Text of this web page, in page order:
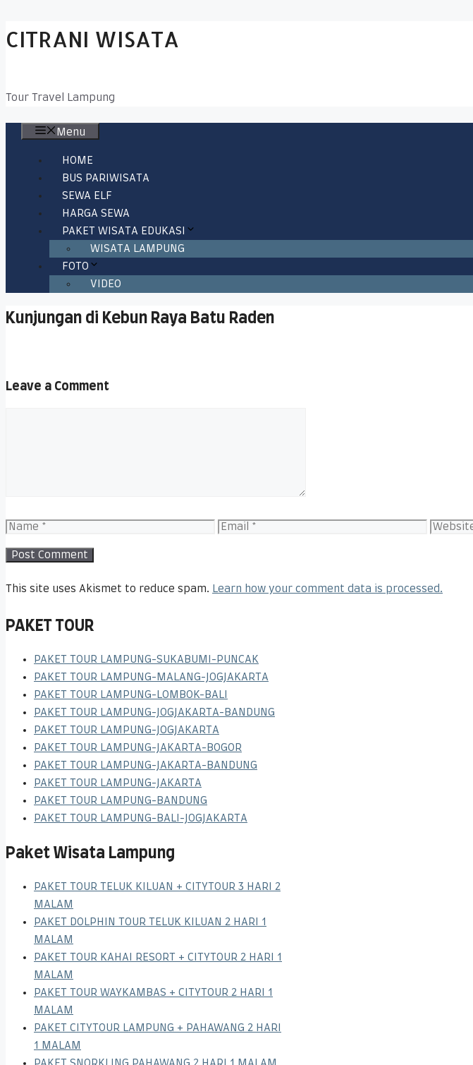
Skip
to
CITRANI WISATA
Tour Travel Lampung
Menu
HOME
BUS PARIWISATA
SEWA ELF
HARGA SEWA
PAKET WISATA EDUKASI
WISATA LAMPUNG
FOTO
VIDEO
Kunjungan di Kebun Raya Batu Raden
Leave a Comment
Name Email Website
This site uses Akismet to reduce spam. Learn how your comment data is processed.
PAKET TOUR
PAKET TOUR LAMPUNG-SUKABUMI-PUNCAK
PAKET TOUR LAMPUNG-MALANG-JOGJAKARTA
PAKET TOUR LAMPUNG-LOMBOK-BALI
PAKET TOUR LAMPUNG-JOGJAKARTA-BANDUNG
PAKET TOUR LAMPUNG-JOGJAKARTA
PAKET TOUR LAMPUNG-JAKARTA-BOGOR
PAKET TOUR LAMPUNG-JAKARTA-BANDUNG
PAKET TOUR LAMPUNG-JAKARTA
PAKET TOUR LAMPUNG-BANDUNG
PAKET TOUR LAMPUNG-BALI-JOGJAKARTA
Paket Wisata Lampung
PAKET TOUR TELUK KILUAN + CITYTOUR 3 HARI 2
MALAM
PAKET DOLPHIN TOUR TELUK KILUAN 2 HARI 1
MALAM
PAKET TOUR KAHAI RESORT + CITYTOUR 2 HARI 1
MALAM
PAKET TOUR WAYKAMBAS + CITYTOUR 2 HARI 1
MALAM
PAKET CITYTOUR LAMPUNG + PAHAWANG 2 HARI
1 MALAM